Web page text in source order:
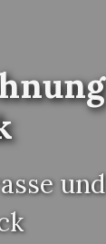
und